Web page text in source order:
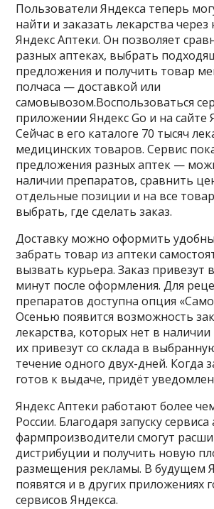
Пользователи Яндекса теперь
найти и заказать лекарства
Яндекс Аптеки. Он позволяет
разных аптеках, выбрать
предложения и получить товар
полчаса — доставкой или
самовывозом.Воспользоваться
приложении Яндекс Go и на сайте
Сейчас в его каталоге 70 тысяч
медицинских товаров. Сервис
предложения разных аптек —
наличии препаратов, сравнить
отдельные позиции и на все
выбрать, где сделать заказ.
Доставку можно оформить
забрать товар из аптеки
вызвать курьера. Заказ привезут
минут после оформления. Для
препаратов доступна опция
Осенью появится возможность
лекарства, которых нет в
их привезут со склада в
течение одного двух-дней. Когда
готов к выдаче, придёт
Яндекс Аптеки работают более
России. Благодаря запуску
фармпроизводители смогут
дистрибуции и получить новую
размещения рекламы. В будущем
появятся и в других приложениях
сервисов Яндекса.